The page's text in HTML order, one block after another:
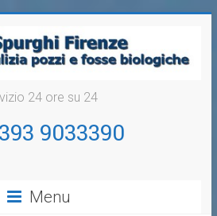
24 ore su 24
9033390
Menu